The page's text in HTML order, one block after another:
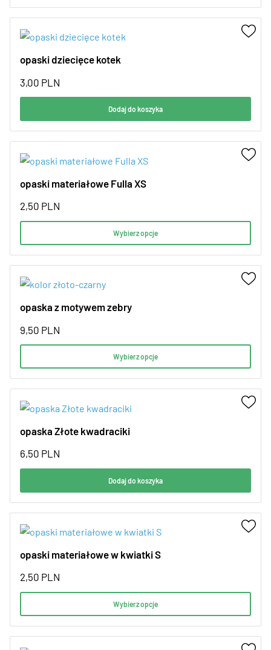
opaski dziecięce kotek
3,00 PLN
Dodaj do koszyka
opaski materiałowe Fulla XS
2,50 PLN
Wybierz opcje
opaska z motywem zebry
9,50 PLN
Wybierz opcje
opaska Złote kwadraciki
6,50 PLN
Dodaj do koszyka
opaski materiałowe w kwiatki S
2,50 PLN
Wybierz opcje